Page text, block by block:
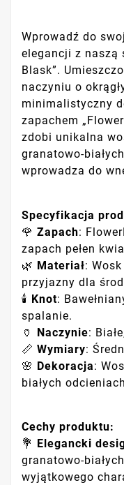
Wprowadź do
elegancji z naszą
Blask”.
naczyniu o
minimalistyczny
zapachem
zdobi unikalna
granatowo-
wprowadza do
Specyfikacja
🌹 Zapach:
zapach pełen
🌿 Materiał:
przyjazny dla
🕯️ Knot:
spalanie.
🏺 Naczynie:
📏 Wymiary:
🌸 Dekoracja:
białych
Cechy produktu:
💐
Elegancki
granatowo-
wyjątkowego